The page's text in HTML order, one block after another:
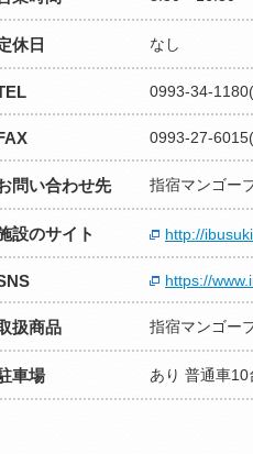
休日 なし
0993-34-
0993-27-
問い合わせ先 指宿マンゴー
設のサイト http://
https://
扱商品 指宿マンゴー
車場 あり 普通車10